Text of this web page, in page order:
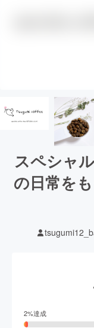
スペシャ
の日常を
2%達成